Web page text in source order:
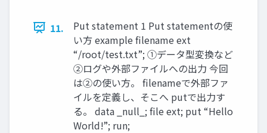
11.
Put statement 1 Put statementの使
い方 example filename ext
“/root/test.txt”; ①データ型変換など
②ログや外部ファイルへの出力 今回
は②の使い方。 filenameで外部ファ
イルを定義し、そこへ putで出力す
る。 data _null_; file ext; put “Hello
World!”; run;